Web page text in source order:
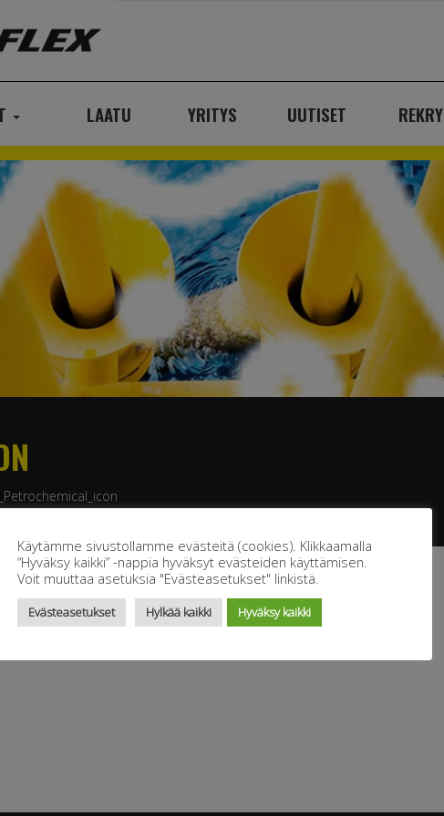
LAATU YRITYS UUTISET REKRY
Käytämme sivustollamme evästeitä (cookies). Klikkaamalla
“Hyväksy kaikki” -nappia hyväksyt evästeiden käyttämisen.
Voit muuttaa asetuksia "Evästeasetukset" linkistä.
Evästeasetukset Hylkää kaikki Hyväksy kaikki